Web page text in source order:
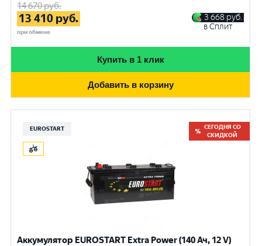
14 670руб.
13 410 руб.
при обмене
3 668 руб.
в Сплит
Купить в 1 клик
Добавить в корзину
EUROSTART
СЕГОДНЯ СО
СКИДКОЙ
Аккумулятор EUROSTART Extra Power (140 Ач, 12 V)